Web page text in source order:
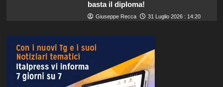
basta il diploma!
Giuseppe Recca 31 Luglio 2026 : 14:20